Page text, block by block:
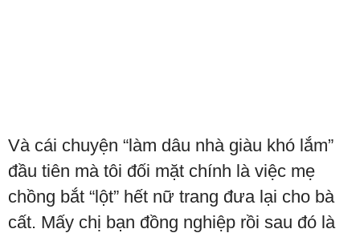
Và cái chuyện “làm dâu nhà giàu khó lắm”
đầu tiên mà tôi đối mặt chính là việc mẹ
chồng bắt “lột” hết nữ trang đưa lại cho bà
cất. Mấy chị bạn đồng nghiệp rồi sau đó là